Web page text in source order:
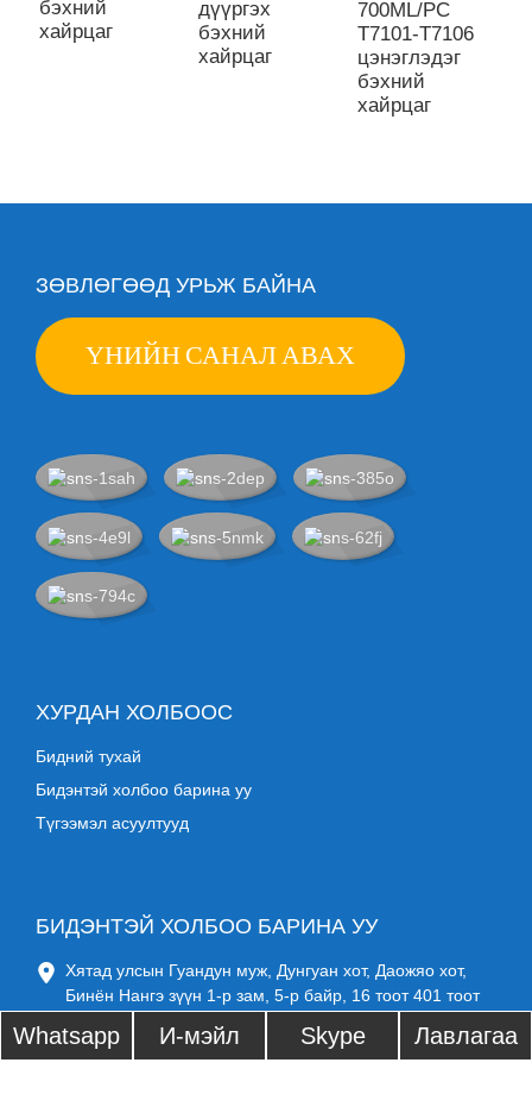
бэхний
хайрцаг
дүүргэх
бэхний
хайрцаг
700ML/PC
T7101-T7106
цэнэглэдэг
бэхний
хайрцаг
ЗӨВЛӨГӨӨД УРЬЖ БАЙНА
ҮНИЙН САНАЛ АВАХ
ХУРДАН ХОЛБООС
Бидний тухай
Бидэнтэй холбоо барина уу
Түгээмэл асуултууд
БИДЭНТЭЙ ХОЛБОО БАРИНА УУ
Хятад улсын Гуандун муж, Дунгуан хот, Даожяо хот,
Бинён Нангэ зүүн 1-р зам, 5-р байр, 16 тоот 401 тоот
Утас: +86 17707697471
sysadmin@ocbestjet.com
Whatsapp И-мэйл Skype Лавлагаа